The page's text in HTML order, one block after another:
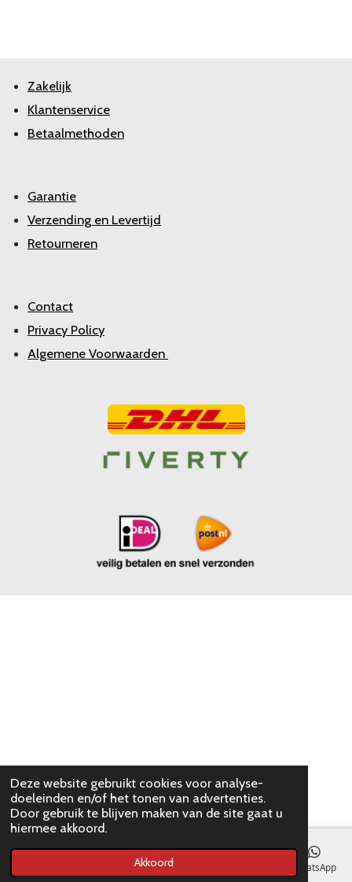
Deze website gebruikt cookies voor analyse-
doeleinden en/of het tonen van advertenties.
Door gebruik te blijven maken van de site gaat u
hiermee akkoord.
Akkoord
Zakelijk
Klantenservice
Betaalmethoden
Garantie
Verzending en Levertijd
Retourneren
Contact
Privacy Policy
Algemene Voorwaarden
E-mailadres WhatsApp